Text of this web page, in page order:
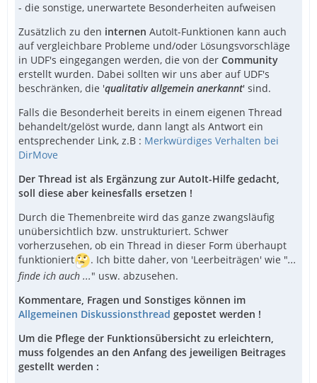
- die sonstige, unerwartete Besonderheiten aufweisen
Zusätzlich zu den internen AutoIt-Funktionen kann auch
auf vergleichbare Probleme und/oder Lösungsvorschläge
in UDF's eingegangen werden, die von der Community
erstellt wurden. Dabei sollten wir uns aber auf UDF's
beschränken, die 'qualitativ allgemein anerkannt' sind.
Falls die Besonderheit bereits in einem eigenen Thread
behandelt/gelöst wurde, dann langt als Antwort ein
entsprechender Link, z.B : Merkwürdiges Verhalten bei
DirMove
Der Thread ist als Ergänzung zur AutoIt-Hilfe gedacht,
soll diese aber keinesfalls ersetzen !
Durch die Themenbreite wird das ganze zwangsläufig
unübersichtlich bzw. unstrukturiert. Schwer
vorherzusehen, ob ein Thread in dieser Form überhaupt
funktioniert
. Ich bitte daher, von 'Leerbeiträgen' wie "...
finde ich auch ..." usw. abzusehen.
Kommentare, Fragen und Sonstiges können im
Allgemeinen Diskussionsthread gepostet werden !
Um die Pflege der Funktionsübersicht zu erleichtern,
muss folgendes an den Anfang des jeweiligen Beitrages
gestellt werden :